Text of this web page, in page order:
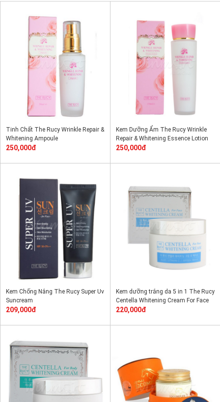
Tinh Chất The Rucy Wrinkle Repair &
Whitening Ampoule
250,000đ
Kem Dưỡng Ẩm The Rucy Wrinkle
Repair & Whitening Essence Lotion
250,000đ
Kem Chống Nắng The Rucy Super Uv
Suncream
209,000đ
Kem dưỡng trắng da 5 in 1 The Rucy
Centella Whitening Cream For Face
220,000đ